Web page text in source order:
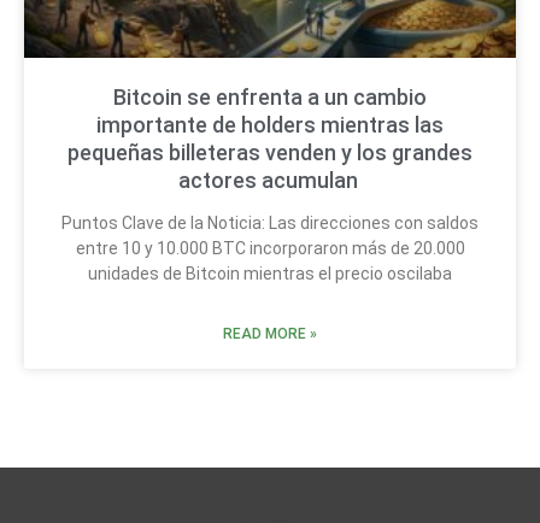
Bitcoin se enfrenta a un cambio
importante de holders mientras las
pequeñas billeteras venden y los grandes
actores acumulan
Puntos Clave de la Noticia: Las direcciones con saldos
entre 10 y 10.000 BTC incorporaron más de 20.000
unidades de Bitcoin mientras el precio oscilaba
READ MORE »